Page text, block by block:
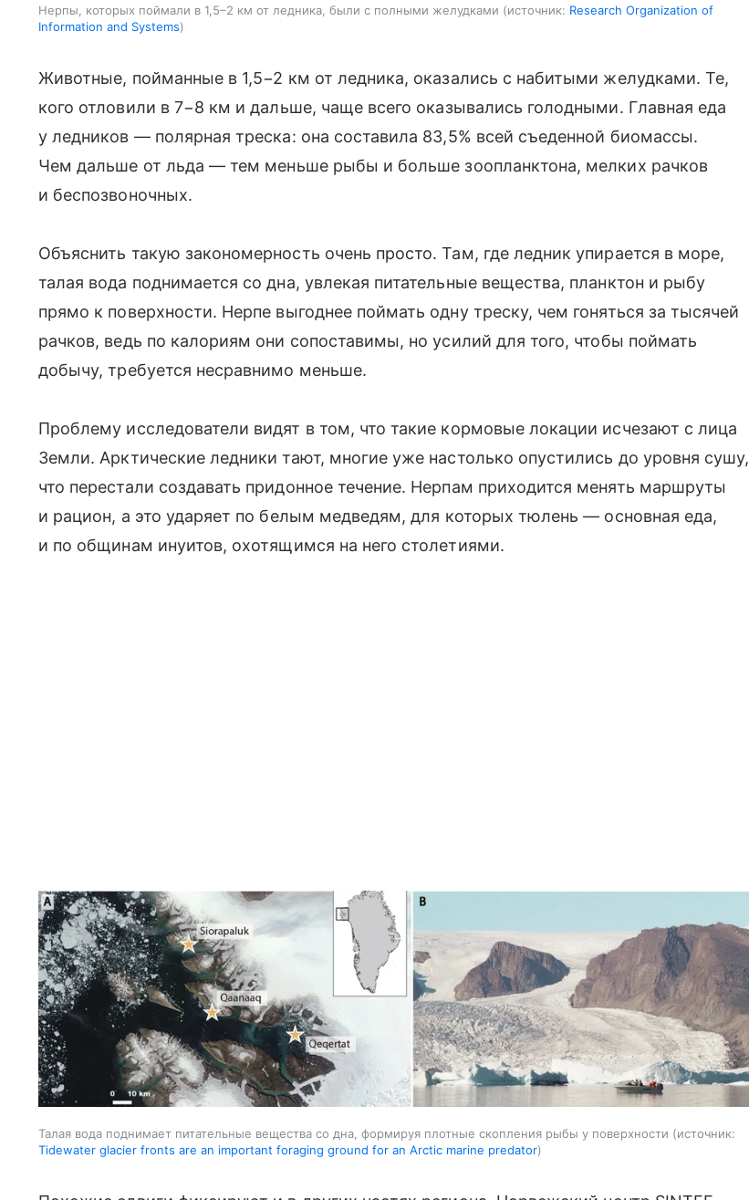
Нерпы, которых поймали в 1,5–2 км от ледника, были с полными желудками источник: Research Organization of
Information and Systems
Животные, пойманные в 1,5−2 км от ледника, оказались с набитыми желудками. Те,
кого отловили в 7−8 км и дальше, чаще всего оказывались голодными. Главная еда
у ледников — полярная треска: она составила 83,5% всей съеденной биомассы.
Чем дальше от льда — тем меньше рыбы и больше зоопланктона, мелких рачков
и беспозвоночных.
Объяснить такую закономерность очень просто. Там, где ледник упирается в море,
талая вода поднимается со дна, увлекая питательные вещества, планктон и рыбу
прямо к поверхности. Нерпе выгоднее поймать одну треску, чем гоняться за тысячей
рачков, ведь по калориям они сопоставимы, но усилий для того, чтобы поймать
добычу, требуется несравнимо меньше.
Проблему исследователи видят в том, что такие кормовые локации исчезают с лица
Земли. Арктические ледники тают, многие уже настолько опустились до уровня сушу,
что перестали создавать придонное течение. Нерпам приходится менять маршруты
и рацион, а это ударяет по белым медведям, для которых тюлень — основная еда,
и по общинам инуитов, охотящимся на него столетиями.
Талая вода поднимает питательные вещества со дна, формируя плотные скопления рыбы у поверхности
источник:
Tidewater glacier fronts are an important foraging ground for an Arctic marine predator